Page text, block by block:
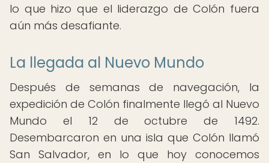
lo que hizo que el liderazgo de Colón fuera
aún más desafiante.
La llegada al Nuevo Mundo
Después de semanas de navegación, la
expedición de Colón finalmente llegó al Nuevo
Mundo el 12 de octubre de 1492.
Desembarcaron en una isla que Colón llamó
San Salvador, en lo que hoy conocemos